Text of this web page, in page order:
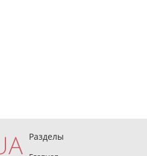
Разделы